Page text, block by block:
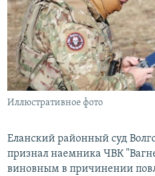
СОЦИАЛЬНЫЕ СЕТИ
Иллюстративное фото
Еланский районный суд
признал наемника ЧВК
виновным в причинении